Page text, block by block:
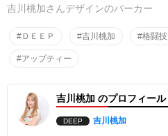
吉川桃加さんデザインのパーカー
#ＤＥＥＰ #吉川桃加 #格闘技
#アップティー
吉川桃加 のプロフィール
DEEP 吉川桃加